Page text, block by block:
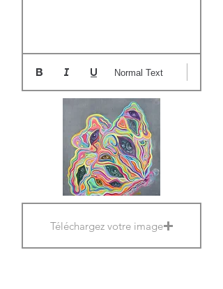
Normal Text
Téléchargez votre image